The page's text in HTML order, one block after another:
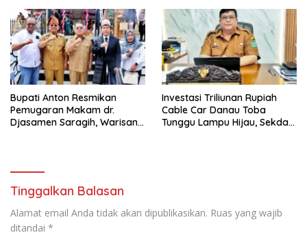
Bupati Anton Resmikan
Pemugaran Makam dr.
Djasamen Saragih, Warisan
Investasi Triliunan Rupiah
Cable Car Danau Toba
Tunggu Lampu Hijau, Sekda
Tinggalkan Balasan
Alamat email Anda tidak akan dipublikasikan. Ruas yang wajib
ditandai *